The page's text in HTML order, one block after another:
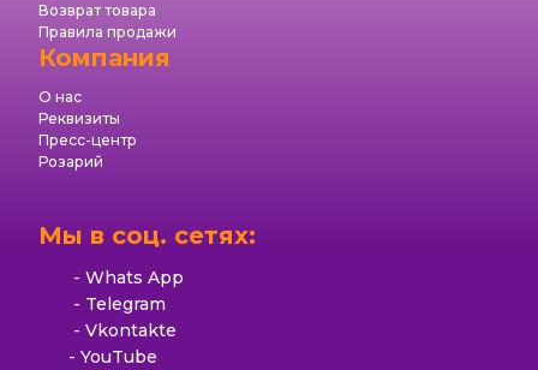
Возврат товара
Правила продажи
Компания
О нас
Реквизиты
Пресс-центр
Розарий
Мы в соц. сетях:
Whats App
Telegram
Vkontakte
YouTube